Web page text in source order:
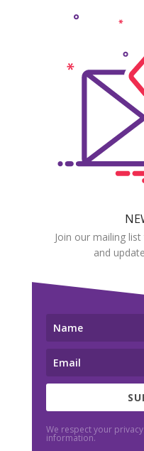
Join our mailing
and
We respect your
information.